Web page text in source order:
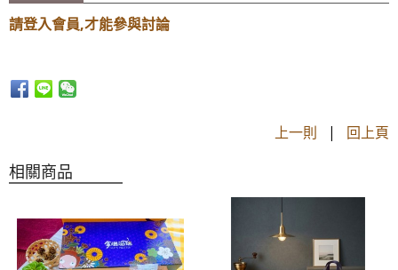
請登入會員,才能參與討論
上一則 | 回上頁
相關商品